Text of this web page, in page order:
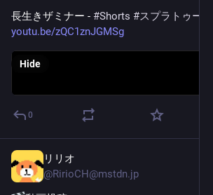
長生きザミナー - #Shorts #スプラトゥーン3
youtu.be/zQC1znJGMSg
Hide
0
リリオ
@RirioCH@mstdn.jp